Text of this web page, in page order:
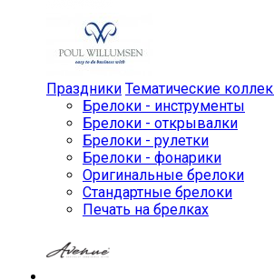
Праздники Тематические
Брелоки - инструменты
Брелоки - открывалки
Брелоки - рулетки
Брелоки - фонарики
Оригинальные брелоки
Стандартные брелоки
Печать на брелках